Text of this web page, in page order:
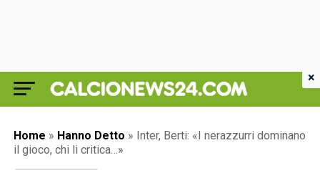
Home » Hanno Detto » Inter, Berti: «I nerazzurri dominano
il gioco, chi li critica…»
×